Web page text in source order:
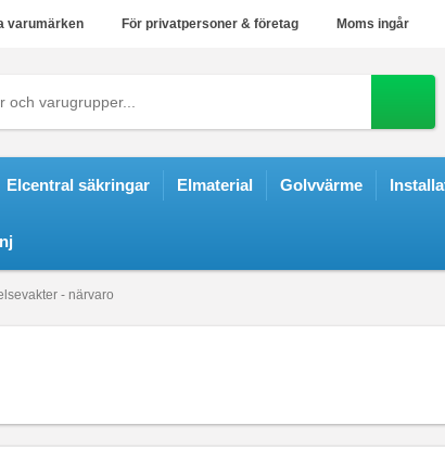
varumärken För privatpersoner & företag Moms ingår
Elcentral säkringar Elmaterial Golvvärme
- närvaro